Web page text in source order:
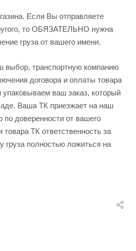
Если Вы отправляете
то ОБЯЗАТЕЛЬНО нужна
груза от вашего имени.
выбор, транспортную компанию
договора и оплаты товара
упаковываем ваш заказ, который
Ваша ТК приезжает на наш
по доверенности от вашего
ТК ответственность за
груза полностью ложиться на